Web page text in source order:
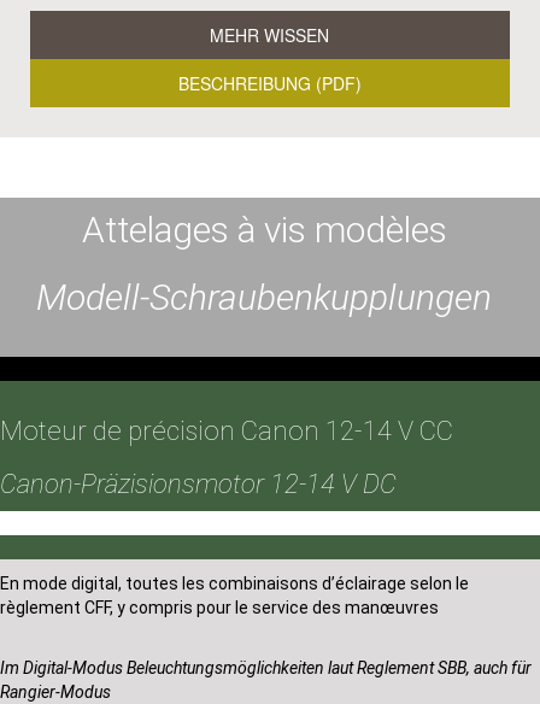
MEHR WISSEN
BESCHREIBUNG (PDF)
Attelages à vis modèles
Modell-Schraubenkupplungen
Moteur de précision Canon 12-14 V CC
Canon-Präzisionsmotor 12-14 V DC
En mode digital, toutes les combinaisons d’éclairage selon le
règlement CFF, y compris pour le service des manœuvres
Im Digital-Modus Beleuchtungsmöglichkeiten laut Reglement SBB, auch für
Rangier-Modus